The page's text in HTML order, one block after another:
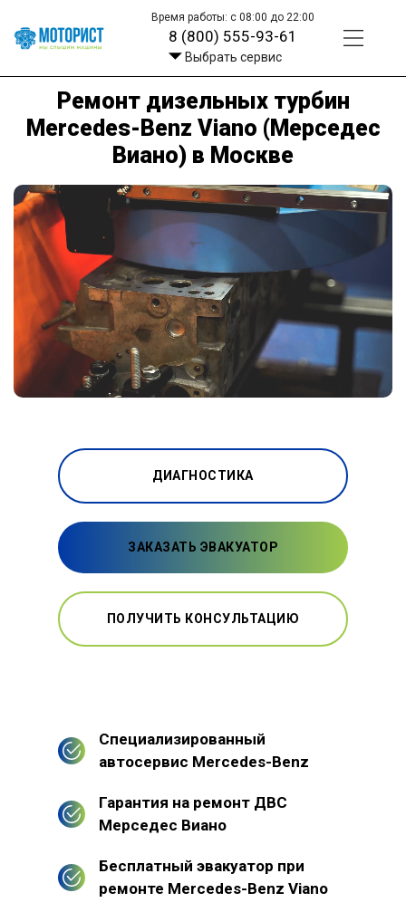
Время работы: с 08:00 до 22:00
8 (800) 555-93-61
Выбрать сервис
Ремонт дизельных турбин
Mercedes-Benz Viano (Мерседес
Виано) в Москве
ДИАГНОСТИКА
ЗАКАЗАТЬ ЭВАКУАТОР
ПОЛУЧИТЬ КОНСУЛЬТАЦИЮ
Специализированный
автосервис Mercedes-Benz
Гарантия на ремонт ДВС
Мерседес Виано
Бесплатный эвакуатор при
ремонте Mercedes-Benz Viano